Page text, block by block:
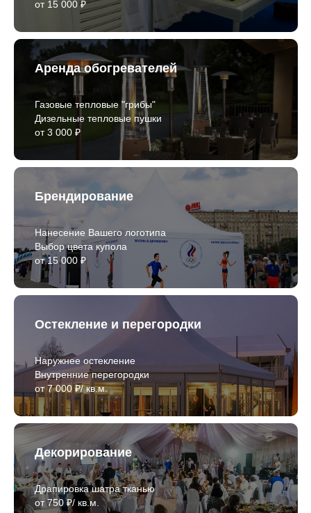
от 15 000 ₽
Аренда обогревателей
Газовые тепловые "грибы"
Дизельные тепловые пушки
от 3 000 ₽
Брендирование
Нанесение Вашего логотипа
Выбор цвета купола
от 15 000 ₽
Остекление и перегородки
Наружнее остекление
Внутренние перегородки
от 7 000 ₽/ кв.м.
Декорирование
Драпировка шатра тканью
от 750 ₽/ кв.м.